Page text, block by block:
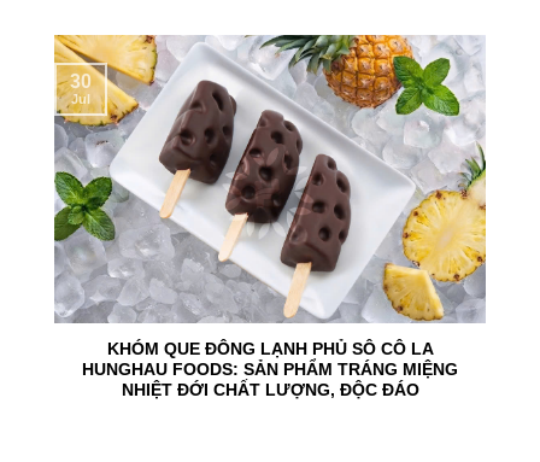
KHÓM QUE ĐÔNG LẠNH PHỦ SÔ CÔ LA
HUNGHAU FOODS: SẢN PHẨM TRÁNG MIỆNG
NHIỆT ĐỚI CHẤT LƯỢNG, ĐỘC ĐÁO
30
Jul